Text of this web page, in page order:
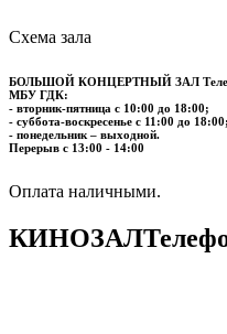
Схема зала
БОЛЬШОЙ КОНЦЕРТНЫЙ ЗАЛ
МБУ ГДК:
- вторник-пятница с 10:00 до 18:00;
- суббота-воскресенье с 11:00 до 18:00;
- понедельник – выходной.
Перерыв с 13:00 - 14:00
​​​​​​​Оплата наличными.
КИНОЗАЛ